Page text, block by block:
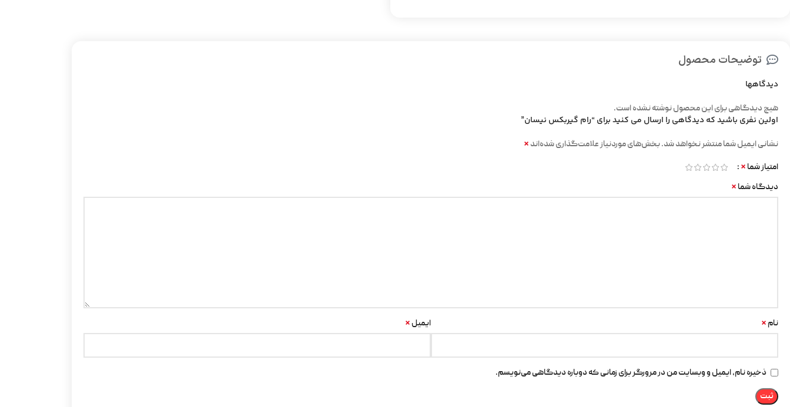
توضیحات محصول
دیدگاهها
هیچ دیدگاهی برای این محصول نوشته نشده است.
اولین نفری باشید که دیدگاهی را ارسال می کنید برای “رام گیربکس نیسان”
نشانی ایمیل شما منتشر نخواهد شد.بخش‌های موردنیاز علامت‌گذاری شده‌اند *
امتیاز شما *
دیدگاه شما *
نام * ایمیل *
ذخیره نام، ایمیل و وبسایت من در مرورگر برای زمانی که دوباره دیدگاهی می‌نویسم.